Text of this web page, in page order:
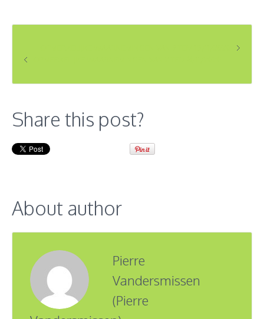
Share this post?
About author
Pierre
Vandersmissen
(Pierre